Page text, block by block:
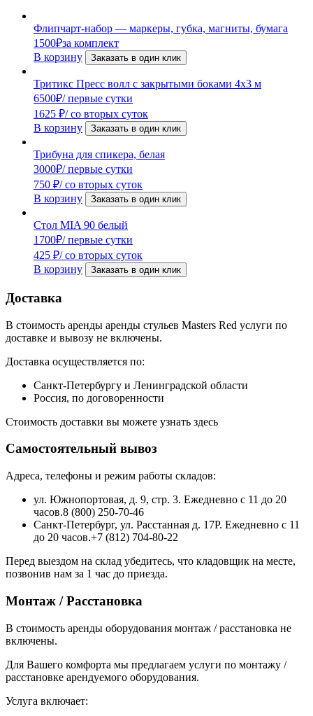
Флипчарт-набор — маркеры, губка, магниты, бумага
1500₽за комплект
В корзину
Заказать в один клик
Тритикс Пресс волл с закрытыми боками 4х3 м
6500₽/ первые сутки
1625 ₽/ со вторых суток
В корзину
Заказать в один клик
Трибуна для спикера, белая
3000₽/ первые сутки
750 ₽/ со вторых суток
В корзину
Заказать в один клик
Стол MIA 90 белый
1700₽/ первые сутки
425 ₽/ со вторых суток
В корзину
Заказать в один клик
Доставка
В стоимость аренды аренды стульев Masters Red услуги по
доставке и вывозу не включены.
Доставка осуществляется по:
Санкт-Петербургу и Ленинградской области
Россия, по договоренности
Стоимость доставки вы можете узнать здесь
Самостоятельный вывоз
Адреса, телефоны и режим работы складов:
ул. Южнопортовая, д. 9, стр. 3. Ежедневно с 11 до 20
часов.8 (800) 250-70-46
Санкт-Петербург, ул. Расстанная д. 17Р. Ежедневно с 11
до 20 часов.+7 (812) 704-80-22
Перед выездом на склад убедитесь, что кладовщик на месте,
позвонив нам за 1 час до приезда.
Монтаж / Расстановка
В стоимость аренды оборудования монтаж / расстановка не
включены.
Для Вашего комфорта мы предлагаем услуги по монтажу /
расстановке арендуемого оборудования.
Услуга включает: